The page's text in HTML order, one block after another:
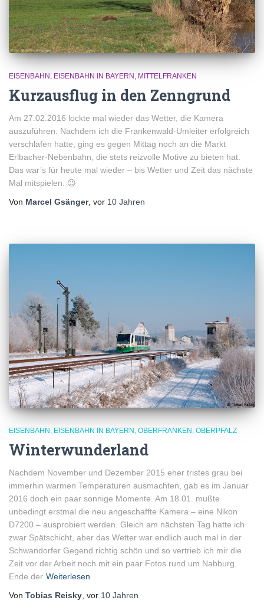
EISENBAHN EISENBAHN IN BAYERN MITTELFRANKEN
Kurzausflug in den Zenngrund
Am 27.02.2016 lockte mal wieder das Wetter, die Kamera
auszuführen. Nachdem ich die Frankenwald-Umleiter erfolgreich
verschlafen hatte, ging es gegen Mittag noch an die Markt
Erlbacher-Nebenbahn, die stets reizvolle Motive zu bieten hat.
Das war’s für heute mal wieder – bis Wetter und Zeit das nächste
Mal mitspielen. 😉
Von Marcel Gsänger, vor 10 Jahren
EISENBAHN EISENBAHN IN BAYERN OBERFRANKEN OBERPFALZ
Winterwunderland
Nachdem November und Dezember 2015 eher tristes grau bei
immerhin warmen Temperaturen ausmachten, gab es im Januar
2016 doch ein paar sonnige Momente. Am 18.01. mußte
unbedingt erstmal die neu angeschaffte Kamera – eine Nikon
D7200 – ausprobiert werden. Gleich am nächsten Tag hatte ich
zwar Spätschicht, aber das Wetter war endlich auch mal in der
Schwandorfer Gegend richtig schön und so vertrieb ich mir die
Zeit vor der Arbeit noch mit ein paar Fotos rund um Nabburg.
Ende der Weiterlesen
Von Tobias Reisky, vor 10 Jahren